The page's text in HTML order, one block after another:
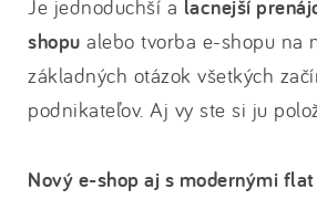
Je jednoduchší a lacnejší
shopu alebo tvorba e-shopu na
základných otázok všetkých
podnikateľov. Aj vy ste si ju
Nový e-shop aj s modernými